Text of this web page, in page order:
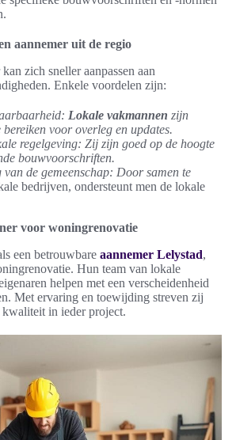
aannemer uit de regio
zich sneller aanpassen aan
Enkele voordelen zijn:
Lokale vakmannen zijn
voor overleg en updates.
regelgeving: Zij zijn goed op de hoogte
bouwvoorschriften.
van de gemeenschap: Door samen te
bedrijven, ondersteunt men de lokale
voor woningrenovatie
een betrouwbare aannemer Lelystad,
Hun team van lokale
helpen met een verscheidenheid
Met ervaring en toewijding streven zij
kwaliteit in ieder project.